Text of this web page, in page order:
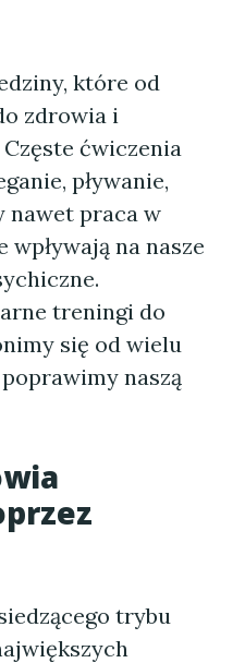
które od
zdrowia i
Częste ćwiczenia
pływanie,
nawet praca w
na nasze
treningi do
się od wielu
naszą
trybu